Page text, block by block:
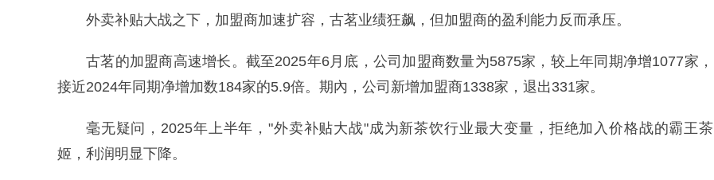
外卖补贴大战之下，加盟商加速扩容，古茗业绩狂飙，但加盟商的盈利能力反而承压。
古茗的加盟商高速增长。截至2025年6月底，公司加盟商数量为5875家，较上年同期净增1077家，
接近2024年同期净增加数184家的5.9倍。期內，公司新增加盟商1338家，退出331家。
毫无疑问，2025年上半年，"外卖补贴大战"成为新茶饮行业最大变量，拒绝加入价格战的霸王茶
姬，利润明显下降。